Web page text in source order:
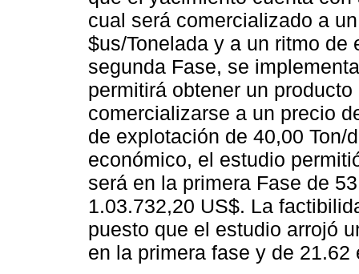
cual será comercializado a
$us/Tonelada y a un ritmo de
segunda Fase, se
permitirá obtener un
comercializarse a un precio
de explotación de 40,00
económico, el estudio
será en la primera Fase de
1.03.732,20 US$. La
puesto que el estudio arrojó
en la primera fase y de